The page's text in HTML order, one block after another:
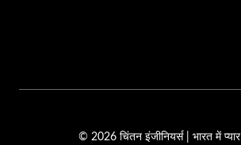
© 2026 चिंतन इंजीनियर्स | भारत में प्यार